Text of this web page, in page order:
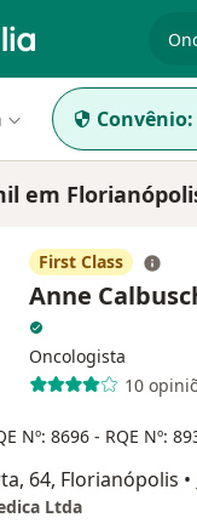
Convênio:
em
First Class
Anne
Oncologista
10
Nº: 8696 - RQE Nº:
64, Florianópolis •
Ltda